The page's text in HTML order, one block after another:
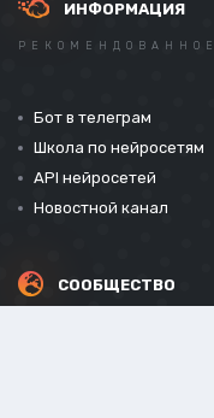
ИНФОРМАЦИЯ
РЕКОМЕНДОВАННОЕ
Бот в телеграм
Школа по нейросетям
API нейросетей
Новостной канал
СООБЩЕСТВО